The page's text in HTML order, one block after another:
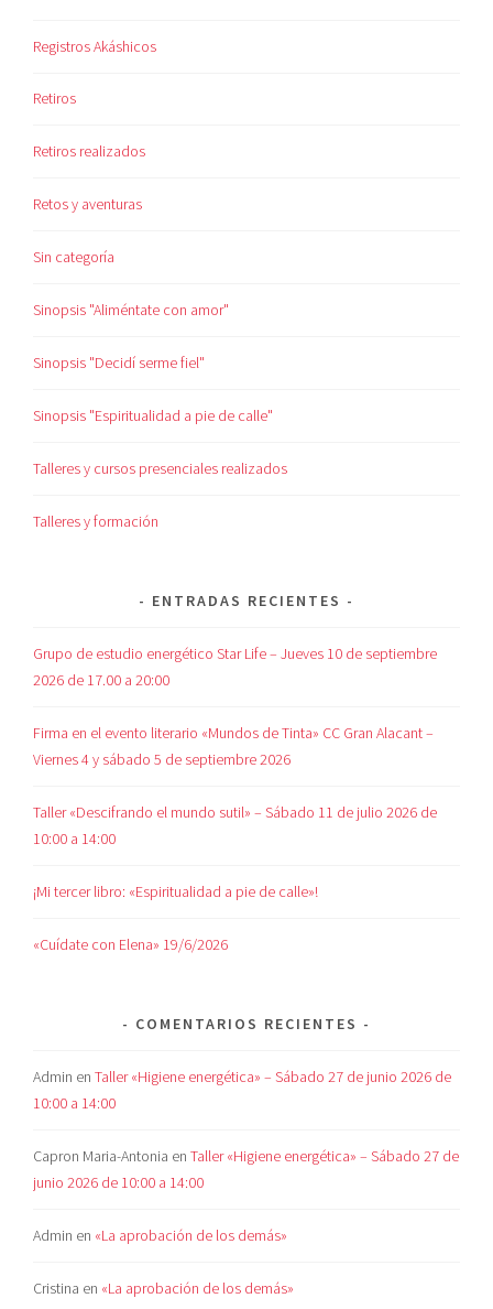
Registros Akáshicos
Retiros
Retiros realizados
Retos y aventuras
Sin categoría
Sinopsis "Aliméntate con amor"
Sinopsis "Decidí serme fiel"
Sinopsis "Espiritualidad a pie de calle"
Talleres y cursos presenciales realizados
Talleres y formación
ENTRADAS RECIENTES
Grupo de estudio energético Star Life – Jueves 10 de septiembre
2026 de 17.00 a 20:00
Firma en el evento literario «Mundos de Tinta» CC Gran Alacant –
Viernes 4 y sábado 5 de septiembre 2026
Taller «Descifrando el mundo sutil» – Sábado 11 de julio 2026 de
10:00 a 14:00
¡Mi tercer libro: «Espiritualidad a pie de calle»!
«Cuídate con Elena» 19/6/2026
COMENTARIOS RECIENTES
Admin enTaller «Higiene energética» – Sábado 27 de junio 2026 de
10:00 a 14:00
Capron Maria-Antonia enTaller «Higiene energética» – Sábado 27 de
junio 2026 de 10:00 a 14:00
Admin en «La aprobación de los demás»
Cristina en «La aprobación de los demás»